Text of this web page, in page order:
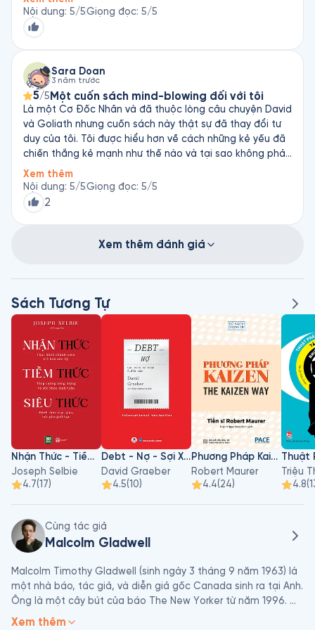
Nội dung: 5/5Giọng đọc: 5/5
Sara Doan
3 năm trước
5/5 Một cuốn sách mind-blowing đối với tôi
Là một Cơ Đốc Nhân và đã thuộc lòng câu chuyện David
và Goliath nhưng cuốn sách này thật sự đã thay đổi tư
duy của tôi. Tôi được hiểu hơn về cách những kẻ yếu đã
chiến thắng kẻ mạnh như thế nào và tại sao không phải
lúc nào nhiều hơn cũng là tốt. Đây là một cuốn sách mà
tôi muốn cho 11/10 ☆ nếu có thể ♡ Tác giả viết rất hay,
những thông điệp được đưa ra từ những câu chuyện có
thực sự đã khiến tôi có một cái nhìn rộng hơn, bao quát
hơn, đồng cảm ơn và khôn ngoan hơn. Phải nói là tác giả
sức mọi người dành cho quyển sách này nha ♡♡♡
Xem thêm
Nội dung: 5/5Giọng đọc: 5/5
2
Xem thêm đánh giá
Sách Tương Tự
Nhận Thức - Tiềm Thức - Siêu Thức
Joseph Selbie
4.7(17)
Debt - Nợ - Sợi Xích Vô Hình 5000 Năm
David Graeber
4.5(10)
Phương Pháp Kaizen
Robert Maurer
4.4(24)
Triệu
4.8(
Cùng tác giả
Malcolm Gladwell
Malcolm Timothy Gladwell (sinh ngày 3 tháng 9 năm 1963) là
một nhà báo, tác giả, và diễn giả gốc Canada sinh ra tại Anh.
Ông là một cây bút của báo The New Yorker từ năm 1996.
Tính đến hiện tại, ông đã viết 5 cuốn sách: Điểm Bùng Phát:
Xem thêm